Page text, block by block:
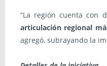
“La región cuenta con
articulación regional
agregó, subrayando la